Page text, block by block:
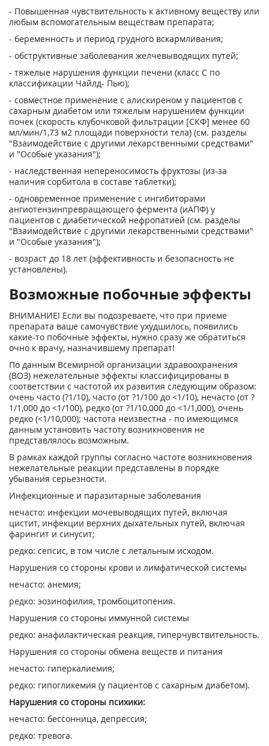
- Повышенная чувствительность к активному веществу или
любым вспомогательным веществам препарата;
- беременность и период грудного вскармливания;
- обструктивные заболевания желчевыводящих путей;
- тяжелые нарушения функции печени (класс С по
классификации Чайлд- Пью);
- совместное применение с алискиреном у пациентов с
сахарным диабетом или тяжелым нарушением функции
почек (скорость клубочковой фильтрации [СКФ] менее 60
мл/мин/1,73 м2 площади поверхности тела) (см. разделы
"Взаимодействие с другими лекарственными средствами"
и "Особые указания");
- наследственная непереносимость фруктозы (из-за
наличия сорбитола в составе таблетки);
- одновременное применение с ингибиторами
ангиотензинпревращающего фермента (иАПФ) у
пациентов с диабетической нефропатией (см. разделы
"Взаимодействие с другими лекарственными средствами"
и "Особые указания");
- возраст до 18 лет (эффективность и безопасность не
установлены).
Возможные побочные эффекты
ВНИМАНИЕ! Если вы подозреваете, что при приеме
препарата ваше самочувствие ухудшилось, появились
какие-то побочные эффекты, нужно сразу же обратиться
очно к врачу, назначившему препарат!
По данным Всемирной организации здравоохранения
(ВОЗ) нежелательные эффекты классифицированы в
соответствии с частотой их развития следующим образом:
очень часто (?1/10), часто (от ?1/100 до <1/10), нечасто (от ?
1/1,000 до <1/100), редко (от ?1/10,000 до <1/1,000), очень
редко (<1/10,000); частота неизвестна - по имеющимся
данным установить частоту возникновения не
представлялось возможным.
В рамках каждой группы согласно частоте возникновения
нежелательные реакции представлены в порядке
убывания серьезности.
Инфекционные и паразитарные заболевания
нечасто: инфекции мочевыводящих путей, включая
цистит, инфекции верхних дыхательных путей, включая
фарингит и синусит;
редко: сепсис, в том числе с летальным исходом.
Нарушения со стороны крови и лимфатической системы
нечасто: анемия;
редко: эозинофилия, тромбоцитопения.
Нарушения со стороны иммунной системы
редко: анафилактическая реакция, гиперчувствительность.
Нарушения со стороны обмена веществ и питания
нечасто: гиперкалиемия;
редко: гипогликемия (у пациентов с сахарным диабетом).
Нарушения со стороны психики:
нечасто: бессонница, депрессия;
редко: тревога.